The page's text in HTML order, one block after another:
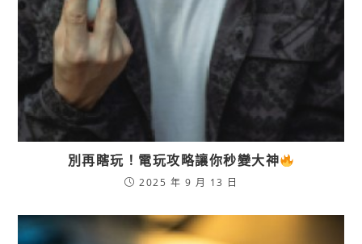
別再瞎玩！電玩攻略讓你秒變大神
2025 年 9 月 13 日